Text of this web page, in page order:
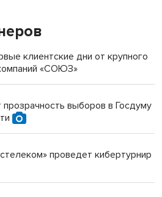
в новосибирском селе лошади
с женой вошли в топ-16
клиентские дни от крупного
«СОЮЗ»
выборов в Госдуму
проведет кибертурнир